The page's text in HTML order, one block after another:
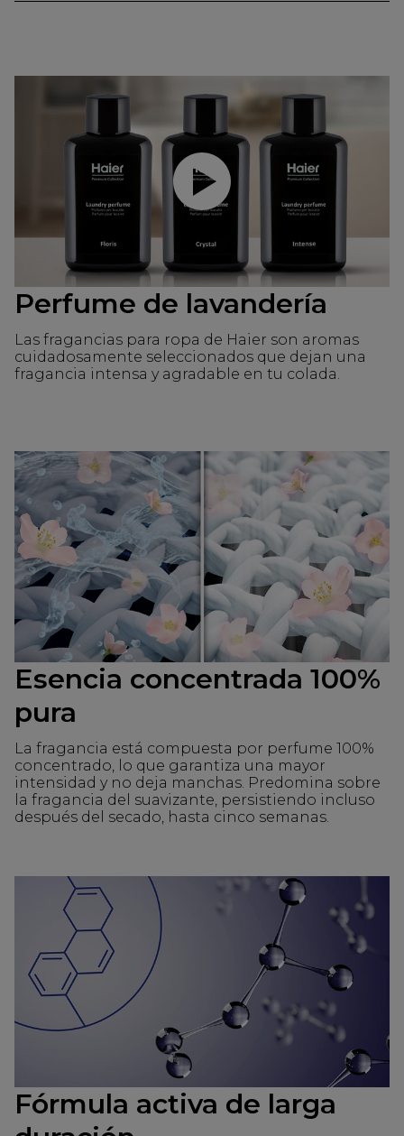
Reproducir video
Perfume de lavandería
Las fragancias para ropa de Haier son aromas
cuidadosamente seleccionados que dejan una
fragancia intensa y agradable en tu colada.
Esencia concentrada 100%
pura
La fragancia está compuesta por perfume 100%
concentrado, lo que garantiza una mayor
intensidad y no deja manchas. Predomina sobre
la fragancia del suavizante, persistiendo incluso
después del secado, hasta cinco semanas.
Fórmula activa de larga